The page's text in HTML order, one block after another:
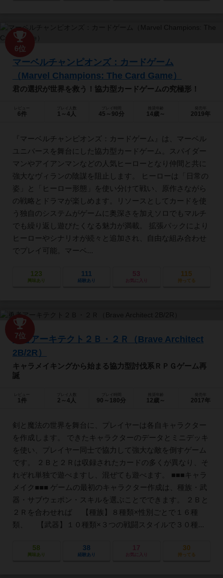
6位
マーベルチャンピオンズ：カードゲーム
（Marvel Champions: The Card Game）
君の選択が世界を救う！協力型カードゲームの究極形！
6件
プレイ人数
1～4人 45～90分 14歳～ 2019年
『マーベルチャンピオンズ：カードゲーム』は、マーベル
ユニバースを舞台にした協力型カードゲーム。スパイダー
マンやアイアンマンなどの人気ヒーローとなり仲間と共に
強大なヴィランの陰謀を阻止します。 ヒーローは「日常の
姿」と「ヒーロー形態」を使い分けて戦い、原作さながら
の戦略とドラマが楽しめます。リソースとしてカードを使
う独自のシステムがゲームに奥深さを加えソロでもマルチ
でも繰り返し遊びたくなる魅力が満載。 拡張パックにより
ヒーローやシナリオが続々と追加され、自由な組み合わせ
でプレイ可能。マーベ...
123
興味あり
111
経験あり
53
お気に入り
115
持ってる
7位
勇者アーキテクト２Ｂ・２Ｒ（Brave Architect
2B/2R）
キャラメイキングから始まる協力型討伐系ＲＰＧゲーム再
誕
1件
プレイ人数
2～4人 90～180分
推奨年齢
12歳～ 2017年
剣と魔法の世界を舞台に、プレイヤーは各自キャラクター
を作成します。 できたキャラクターのデータとミニデッキ
を使い、プレイヤー同士で協力して強大な敵を倒すゲーム
です。 ２Ｂと２Ｒは収録されたカードの多くが異なり、そ
れぞれ単独で遊べますし、混ぜても遊べます。 ■■■キャラ
メイク■■■ ゲームの最初のキャラクター作成は、種族・武
器・サブウェポン・スキルを選ぶことでできます。 ２Ｂと
２Ｒを合わせれば 【種族】８種類×性別ごとで１６種
類、 【武器】１０種類×３つの戦闘スタイルで３０種...
58
興味あり
38
経験あり
17
お気に入り
30
持ってる